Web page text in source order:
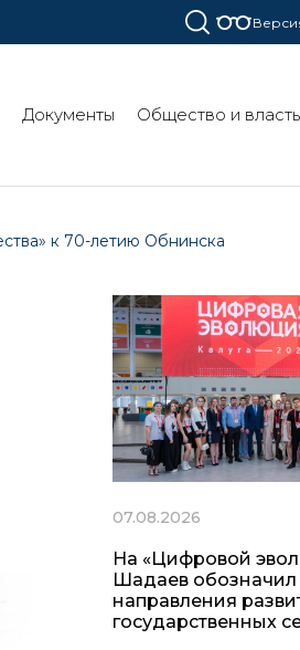
Документы Общество и власть
к 70-летию Обнинска
07.08.2026
На «Цифровой
Шадаев
направления
государственных